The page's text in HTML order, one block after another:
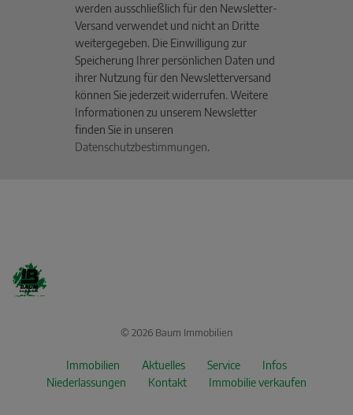
werden ausschließlich für den Newsletter-
Versand verwendet und nicht an Dritte
weitergegeben. Die Einwilligung zur
Speicherung Ihrer persönlichen Daten und
ihrer Nutzung für den Newsletterversand
können Sie jederzeit widerrufen. Weitere
Informationen zu unserem Newsletter
finden Sie in unseren
Datenschutzbestimmungen.
© 2026 Baum Immobilien
Immobilien Aktuelles Service
Infos
Niederlassungen
Kontakt Immobilie verkaufen